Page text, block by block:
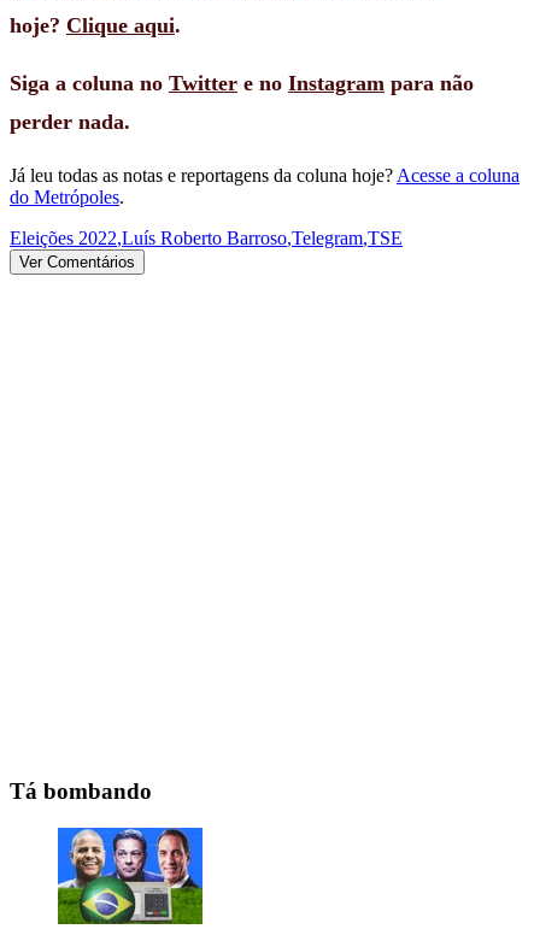
hoje? Clique aqui.
Siga a coluna no Twitter e no Instagram para não
perder nada.
Já leu todas as notas e reportagens da coluna hoje? Acesse a coluna
do Metrópoles.
Eleições 2022,Luís Roberto Barroso,Telegram,TSE
Ver Comentários
Tá bombando